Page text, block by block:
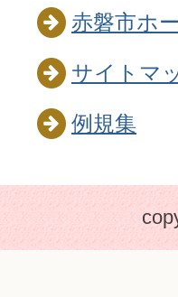
赤磐市ホ
サイトマ
例規集